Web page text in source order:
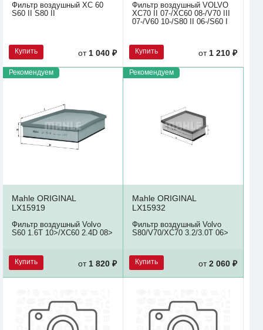
Фильтр воздушный XC 60
S60 II S80 II
Купить от 1 040 ₽
Фильтр воздушный VOLVO
XC70 II 07-/XC60 08-/V70 III
07-/V60 10-/S80 II 06-/S60 I
Купить от 1 210 ₽
Рекомендуем
Mahle ORIGINAL
LX15919
Фильтр воздушный Volvo
S60 1.6T 10>/XC60 2.4D 08>
Купить от 1 820 ₽
Рекомендуем
Mahle ORIGINAL
LX15932
Фильтр воздушный Volvo
S80/V70/XC70 3.2/3.0T 06>
Купить от2 060 ₽